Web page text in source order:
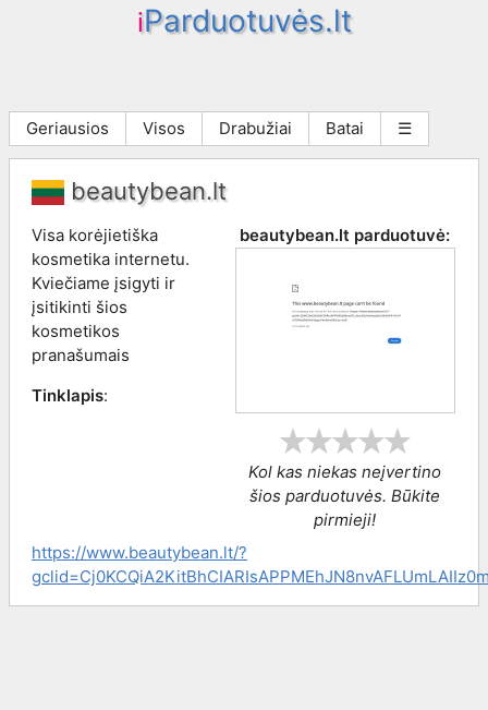
iParduotuvės.lt
Geriausios Visos Drabužiai Batai ☰
beautybean.lt
beautybean.lt parduotuvė:
Kol kas niekas neįvertino
šios parduotuvės. Būkite
pirmieji!
Visa korėjietiška
kosmetika internetu.
Kviečiame įsigyti ir
įsitikinti šios
kosmetikos
pranašumais
Tinklapis:
https://www.beautybean.lt/?